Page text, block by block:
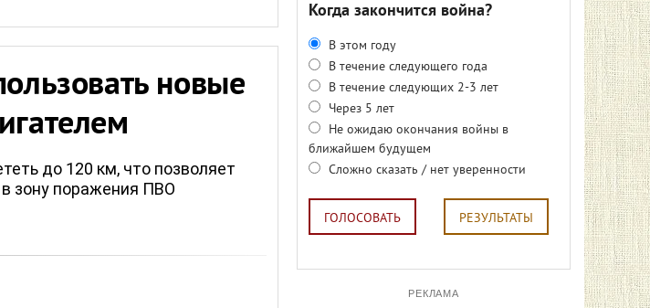
новые
до 120 км, что позволяет
зону поражения ПВО
Когда закончится война?
В этом году
В течение следующего года
В течение следующих 2-3 лет
Через 5 лет
Не ожидаю окончания войны в
ближайшем будущем
Сложно сказать / нет уверенности
ГОЛОСОВАТЬ РЕЗУЛЬТАТЫ
РЕКЛАМА